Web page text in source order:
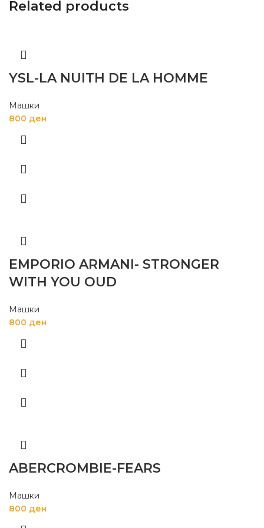
Related products
YSL-LA NUITH DE LA HOMME
Машки
800 ден
EMPORIO ARMANI- STRONGER
WITH YOU OUD
Машки
800 ден
ABERCROMBIE-FEARS
Машки
800 ден